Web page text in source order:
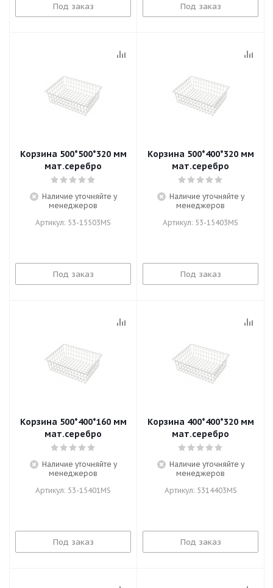
Под заказ Под заказ
Корзина 500*500*320 мм
мат.серебро
Наличие уточняйте у
менеджеров
Артикул: 53-15503MS
Под заказ
Корзина 500*400*320 мм
мат.серебро
Наличие уточняйте у
менеджеров
Артикул: 53-15403MS
Под заказ
Корзина 500*400*160 мм
мат.серебро
Наличие уточняйте у
менеджеров
Артикул: 53-15401MS
Под заказ
Корзина 400*400*320 мм
мат.серебро
Наличие уточняйте у
менеджеров
Артикул: 5314403MS
Под заказ